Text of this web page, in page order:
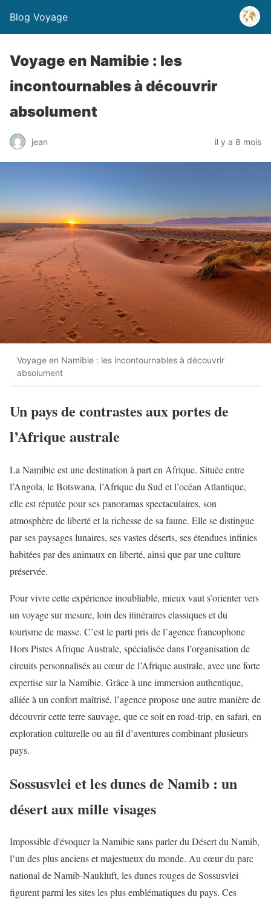
Blog Voyage
Voyage en Namibie : les
incontournables à découvrir
absolument
jean il y a 8 mois
Voyage en Namibie : les incontournables à découvrir
absolument
Un pays de contrastes aux portes de
l’Afrique australe
La Namibie est une destination à part en Afrique. Située entre
l’Angola, le Botswana, l’Afrique du Sud et l’océan Atlantique,
elle est réputée pour ses panoramas spectaculaires, son
atmosphère de liberté et la richesse de sa faune. Elle se distingue
par ses paysages lunaires, ses vastes déserts, ses étendues infinies
habitées par des animaux en liberté, ainsi que par une culture
préservée.
Pour vivre cette expérience inoubliable, mieux vaut s’orienter vers
un voyage sur mesure, loin des itinéraires classiques et du
tourisme de masse. C’est le parti pris de l’agence francophone
Hors Pistes Afrique Australe, spécialisée dans l’organisation de
circuits personnalisés au cœur de l’Afrique australe, avec une forte
expertise sur la Namibie. Grâce à une immersion authentique,
alliée à un confort maîtrisé, l’agence propose une autre manière de
découvrir cette terre sauvage, que ce soit en road-trip, en safari, en
exploration culturelle ou au fil d’aventures combinant plusieurs
pays.
Sossusvlei et les dunes de Namib : un
désert aux mille visages
Impossible d'évoquer la Namibie sans parler du Désert du Namib,
l’un des plus anciens et majestueux du monde. Au cœur du parc
national de Namib-Naukluft, les dunes rouges de Sossusvlei
figurent parmi les sites les plus emblématiques du pays. Ces